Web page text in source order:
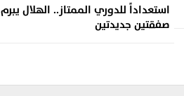
استعداداً للدوري الممتاز.. الهلال يبرم
صفقتين جديدتين